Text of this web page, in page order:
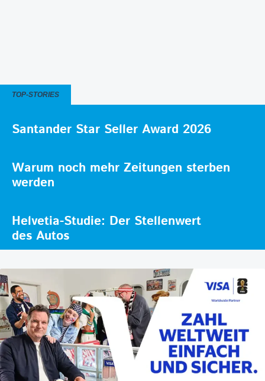
TOP-STORIES
Santander Star Seller Award 2026
Warum noch mehr Zeitungen sterben
werden
Helvetia-Studie: Der Stellenwert
des Autos